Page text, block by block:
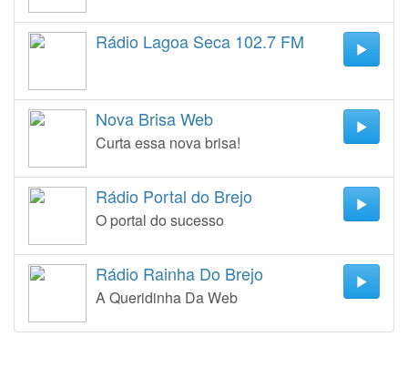
Rádio Lagoa Seca 102.7 FM
Nova Brisa Web
Curta essa nova brisa!
Rádio Portal do Brejo
O portal do sucesso
Rádio Rainha Do Brejo
A Queridinha Da Web